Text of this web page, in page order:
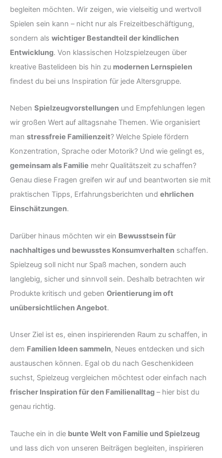
begleiten möchten. Wir zeigen, wie vielseitig und wertvoll
Spielen sein kann – nicht nur als Freizeitbeschäftigung,
sondern als wichtiger Bestandteil der kindlichen
Entwicklung. Von klassischen Holzspielzeugen über
kreative Bastelideen bis hin zu modernen Lernspielen
findest du bei uns Inspiration für jede Altersgruppe.
Neben Spielzeugvorstellungen und Empfehlungen legen
wir großen Wert auf alltagsnahe Themen. Wie organisiert
man stressfreie Familienzeit? Welche Spiele fördern
Konzentration, Sprache oder Motorik? Und wie gelingt es,
gemeinsam als Familie mehr Qualitätszeit zu schaffen?
Genau diese Fragen greifen wir auf und beantworten sie mit
praktischen Tipps, Erfahrungsberichten und ehrlichen
Einschätzungen.
Darüber hinaus möchten wir ein Bewusstsein für
nachhaltiges und bewusstes Konsumverhalten schaffen.
Spielzeug soll nicht nur Spaß machen, sondern auch
langlebig, sicher und sinnvoll sein. Deshalb betrachten wir
Produkte kritisch und geben Orientierung im oft
unübersichtlichen Angebot.
Unser Ziel ist es, einen inspirierenden Raum zu schaffen, in
dem Familien Ideen sammeln, Neues entdecken und sich
austauschen können. Egal ob du nach Geschenkideen
suchst, Spielzeug vergleichen möchtest oder einfach nach
frischer Inspiration für den Familienalltag – hier bist du
genau richtig.
Tauche ein in die bunte Welt von Familie und Spielzeug
und lass dich von unseren Beiträgen begleiten, inspirieren